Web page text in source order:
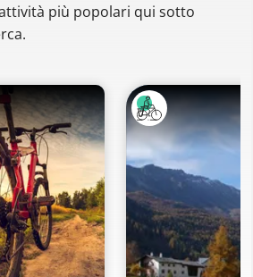
più popolari qui sotto